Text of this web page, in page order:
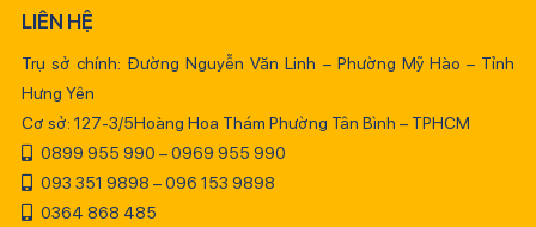
LIÊN HỆ
Trụ sở chính: Đường Nguyễn Văn Linh – Phường Mỹ Hào – Tỉnh
Hưng Yên
Cơ sở: 127-3/5Hoàng Hoa Thám Phường Tân Bình – TPHCM
0899 955 990 – 0969 955 990
093 351 9898 – 096 153 9898
0364 868 485